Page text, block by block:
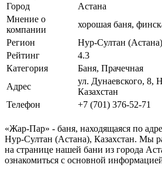
Город
Астана
Мнение о
компании
хорошая баня,
Регион
Нур-Султан (Астана)
Рейтинг
4.3
Категория
Баня, Прачечная
Адрес
ул. Дунаевского, 8,
Казахстан
Телефон
+7 (701) 376-52-71
«Жар-Пар» - баня, находящаяся по
Нур-Султан (Астана), Казахстан. Мы
на странице нашей бани из города
ознакомиться с основной